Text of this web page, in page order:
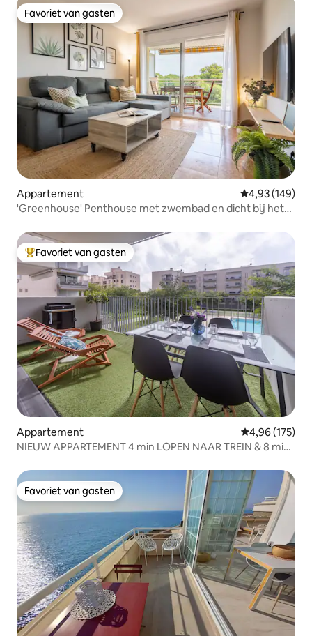
Favoriet van gasten
Favoriet van gasten
Appartement Gemiddelde
4,93 (149)
'Greenhouse' Penthouse met zwembad en dicht bij het
Topfavoriet van gasten
Favoriet van gasten
Appartement Gemiddelde
4,96 (175)
NIEUW APPARTEMENT 4 min LOPEN NAAR TREIN & 8 min
Favoriet van gasten
Favoriet van gasten